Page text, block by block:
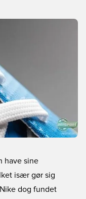
have sine
især gør sig
dog fundet